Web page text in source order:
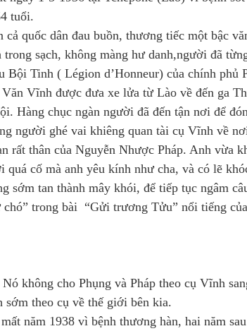
tuổi.
quốc dân đau buồn, thương tiếc một bậc
sạch, không màng hư danh,người đã
Bội Tinh ( Légion d’Honneur) của chính phủ
Vĩnh được đưa xe lửa từ Lào về đến ga
Hàng chục ngàn người đã đến tận nơi để
người ghé vai khiêng quan tài cụ Vĩnh về
rất thân của Nguyễn Nhược Pháp. Anh vừa
quá cố mà anh yêu kính như cha, và có lẽ
sớm tan thành mây khói, để tiếp tục ngâm
trong bài “Gửi trương Tửu” nổi tiếng
không cho Phụng và Pháp theo cụ Vĩnh
sớm theo cụ về thế giới bên kia.
năm 1938 vì bệnh thương hàn, hai năm